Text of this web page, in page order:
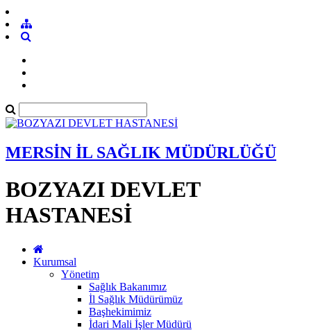
MERSİN İL SAĞLIK MÜDÜRLÜĞÜ
BOZYAZI DEVLET
HASTANESİ
Kurumsal
Yönetim
Sağlık Bakanımız
İl Sağlık Müdürümüz
Başhekimimiz
İdari Mali İşler Müdürü